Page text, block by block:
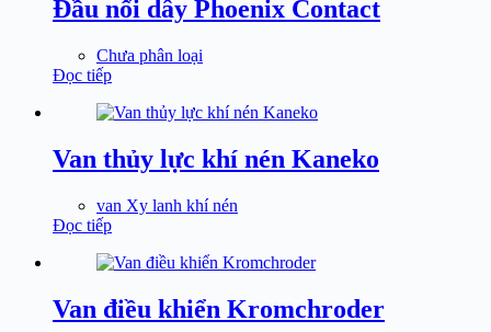
Đầu nối dây Phoenix Contact
Chưa phân loại
Đọc tiếp
Van thủy lực khí nén Kaneko
van Xy lanh khí nén
Đọc tiếp
Van điều khiển Kromchroder